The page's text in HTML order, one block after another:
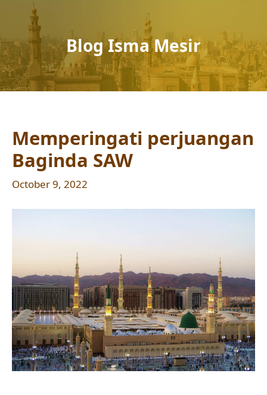
Blog Isma Mesir
Memperingati perjuangan
Baginda SAW
October 9, 2022